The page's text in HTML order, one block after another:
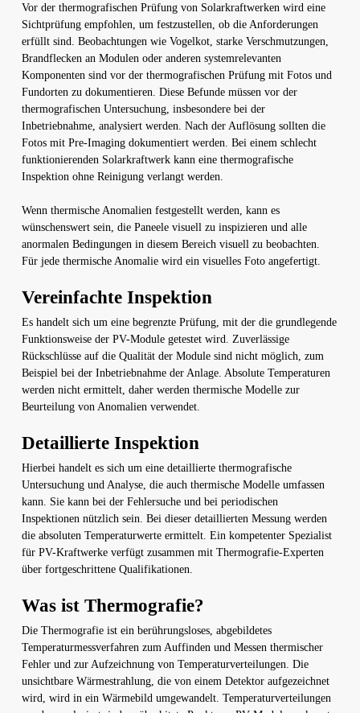
Vor der thermografischen Prüfung von Solarkraftwerken wird eine
Sichtprüfung empfohlen, um festzustellen, ob die Anforderungen
erfüllt sind. Beobachtungen wie Vogelkot, starke Verschmutzungen,
Brandflecken an Modulen oder anderen systemrelevanten
Komponenten sind vor der thermografischen Prüfung mit Fotos und
Fundorten zu dokumentieren. Diese Befunde müssen vor der
thermografischen Untersuchung, insbesondere bei der
Inbetriebnahme, analysiert werden. Nach der Auflösung sollten die
Fotos mit Pre-Imaging dokumentiert werden. Bei einem schlecht
funktionierenden Solarkraftwerk kann eine thermografische
Inspektion ohne Reinigung verlangt werden.
Wenn thermische Anomalien festgestellt werden, kann es
wünschenswert sein, die Paneele visuell zu inspizieren und alle
anormalen Bedingungen in diesem Bereich visuell zu beobachten.
Für jede thermische Anomalie wird ein visuelles Foto angefertigt.
Vereinfachte Inspektion
Es handelt sich um eine begrenzte Prüfung, mit der die grundlegende
Funktionsweise der PV-Module getestet wird. Zuverlässige
Rückschlüsse auf die Qualität der Module sind nicht möglich, zum
Beispiel bei der Inbetriebnahme der Anlage. Absolute Temperaturen
werden nicht ermittelt, daher werden thermische Modelle zur
Beurteilung von Anomalien verwendet.
Detaillierte Inspektion
Hierbei handelt es sich um eine detaillierte thermografische
Untersuchung und Analyse, die auch thermische Modelle umfassen
kann. Sie kann bei der Fehlersuche und bei periodischen
Inspektionen nützlich sein. Bei dieser detaillierten Messung werden
die absoluten Temperaturwerte ermittelt. Ein kompetenter Spezialist
für PV-Kraftwerke verfügt zusammen mit Thermografie-Experten
über fortgeschrittene Qualifikationen.
Was ist Thermografie?
Die Thermografie ist ein berührungsloses, abgebildetes
Temperaturmessverfahren zum Auffinden und Messen thermischer
Fehler und zur Aufzeichnung von Temperaturverteilungen. Die
unsichtbare Wärmestrahlung, die von einem Detektor aufgezeichnet
wird, wird in ein Wärmebild umgewandelt. Temperaturverteilungen